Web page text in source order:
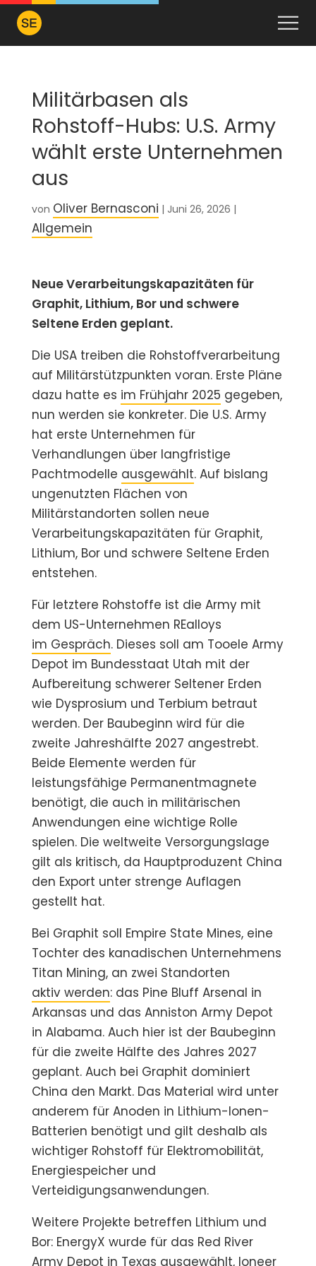
Militärbasen als
Rohstoff-Hubs: U.S. Army
wählt erste Unternehmen
aus
von Oliver Bernasconi | Juni 26, 2026 |
Allgemein
Neue Verarbeitungskapazitäten für
Graphit, Lithium, Bor und schwere
Seltene Erden geplant.
Die USA treiben die Rohstoffverarbeitung
auf Militärstützpunkten voran. Erste Pläne
dazu hatte es im Frühjahr 2025 gegeben,
nun werden sie konkreter. Die U.S. Army
hat erste Unternehmen für
Verhandlungen über langfristige
Pachtmodelle ausgewählt. Auf bislang
ungenutzten Flächen von
Militärstandorten sollen neue
Verarbeitungskapazitäten für Graphit,
Lithium, Bor und schwere Seltene Erden
entstehen.
Für letztere Rohstoffe ist die Army mit
dem US-Unternehmen REalloys
im Gespräch. Dieses soll am Tooele Army
Depot im Bundesstaat Utah mit der
Aufbereitung schwerer Seltener Erden
wie Dysprosium und Terbium betraut
werden. Der Baubeginn wird für die
zweite Jahreshälfte 2027 angestrebt.
Beide Elemente werden für
leistungsfähige Permanentmagnete
benötigt, die auch in militärischen
Anwendungen eine wichtige Rolle
spielen. Die weltweite Versorgungslage
gilt als kritisch, da Hauptproduzent China
den Export unter strenge Auflagen
gestellt hat.
Bei Graphit soll Empire State Mines, eine
Tochter des kanadischen Unternehmens
Titan Mining, an zwei Standorten
aktiv werden: das Pine Bluff Arsenal in
Arkansas und das Anniston Army Depot
in Alabama. Auch hier ist der Baubeginn
für die zweite Hälfte des Jahres 2027
geplant. Auch bei Graphit dominiert
China den Markt. Das Material wird unter
anderem für Anoden in Lithium-Ionen-
Batterien benötigt und gilt deshalb als
wichtiger Rohstoff für Elektromobilität,
Energiespeicher und
Verteidigungsanwendungen.
Weitere Projekte betreffen Lithium und
Bor: EnergyX wurde für das Red River
Army Depot in Texas ausgewählt, Ioneer